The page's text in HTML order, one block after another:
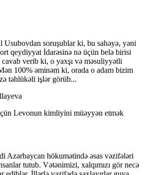
Usubovdan soruşublar ki, bu sahəyə, yəni
qeydiyyat İdarəsinə nə üçün belə birisi
verib ki, o yaxşı və məsuliyyətli
100% əminəm ki, orada o adam bizim
təhlükəli işlər görüb...
Levonun kimliyini müəyyən etmək
Azərbaycan hökumətində əsas vəzifələri
tutub. Vətənimizi, xalqımızı gör necə